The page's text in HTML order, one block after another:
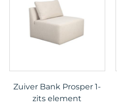
Zuiver Bank Prosper 1-
zits element